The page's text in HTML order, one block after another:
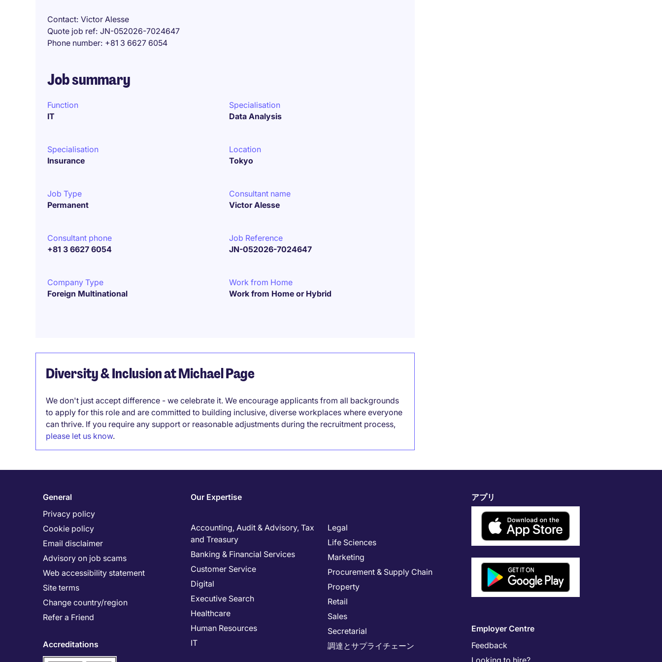
Contact Victor Alesse
Quote job ref JN-052026-7024647
Phone number +81 3 6627 6054
Job summary
Function
IT
Specialisation
Data Analysis
Specialisation
Insurance
Location
Tokyo
Job Type
Permanent
Consultant name
Victor Alesse
Consultant phone
+81 3 6627 6054
Job Reference
JN-052026-7024647
Company Type
Foreign Multinational
Work from Home
Work from Home or Hybrid
Diversity & Inclusion at Michael Page
We don't just accept difference - we celebrate it. We encourage applicants from all backgrounds
to apply for this role and are committed to building inclusive, diverse workplaces where everyone
can thrive. If you require any support or reasonable adjustments during the recruitment process,
please let us know.
General
Privacy policy
Cookie policy
Email disclaimer
Advisory on job scams
Web accessibility statement
Site terms
Change country/region
Refer a Friend
Accreditations
Our Expertise
Accounting, Audit & Advisory, Tax
and Treasury
Banking & Financial Services
Customer Service
Digital
Executive Search
Healthcare
Human Resources
IT
Legal
Life Sciences
Marketing
Procurement & Supply Chain
Property
Retail
Sales
Secretarial
調達とサプライチェーン
アプリ
Employer Centre
Feedback
Looking to hire?